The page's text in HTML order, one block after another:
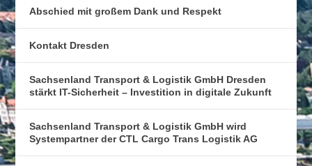
Abschied mit großem Dank und Respekt
Kontakt Dresden
Sachsenland Transport & Logistik GmbH Dresden
stärkt IT-Sicherheit – Investition in digitale Zukunft
Sachsenland Transport & Logistik GmbH wird
Systempartner der CTL Cargo Trans Logistik AG